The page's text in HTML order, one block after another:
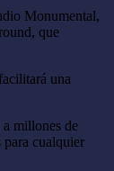
Monumental,
que
una
millones de
cualquier